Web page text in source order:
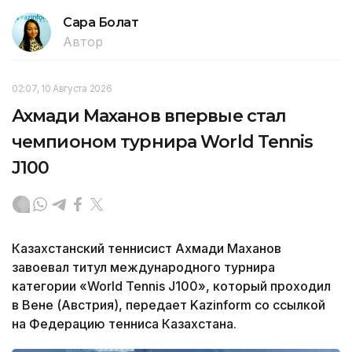
Сара Болат
Автор
02:07, 10 Августа 2026
Ахмади Маханов впервые стал
чемпионом турнира World Tennis
J100
Казахстанский теннисист Ахмади Маханов
завоевал титул международного турнира
категории «World Tennis J100», который проходил
в Вене (Австрия), передает Kazinform со ссылкой
на Федерацию тенниса Казахстана.